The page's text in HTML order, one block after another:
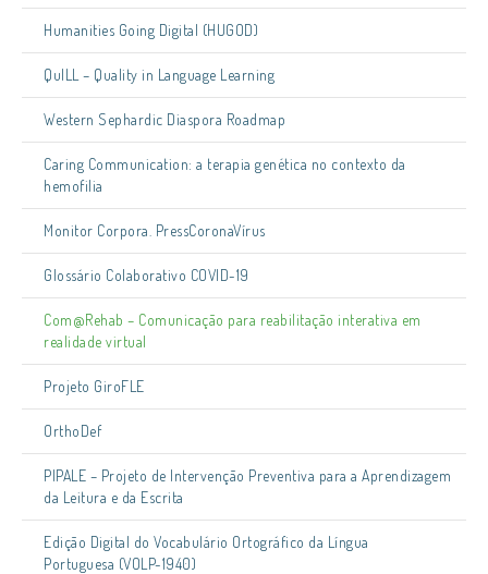
Humanities Going Digital (HUGOD)
QuILL – Quality in Language Learning
Western Sephardic Diaspora Roadmap
Caring Communication: a terapia genética no contexto da
hemofilia
Monitor Corpora. PressCoronaVírus
Glossário Colaborativo COVID-19
Com@Rehab – Comunicação para reabilitação interativa em
realidade virtual
Projeto GiroFLE
OrthoDef
PIPALE – Projeto de Intervenção Preventiva para a Aprendizagem
da Leitura e da Escrita
Edição Digital do Vocabulário Ortográfico da Língua
Portuguesa (VOLP-1940)